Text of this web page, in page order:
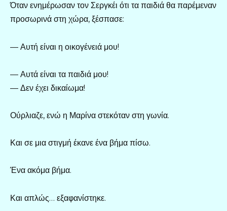
Όταν ενημέρωσαν τον Σεργκέι ότι τα παιδιά θα παρέμεναν
προσωρινά στη χώρα, ξέσπασε:
— Αυτή είναι η οικογένειά μου!
— Αυτά είναι τα παιδιά μου!
— Δεν έχει δικαίωμα!
Ούρλιαζε, ενώ η Μαρίνα στεκόταν στη γωνία.
Και σε μια στιγμή έκανε ένα βήμα πίσω.
Ένα ακόμα βήμα.
Και απλώς… εξαφανίστηκε.